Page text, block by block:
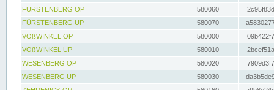
FÜRSTENBERG OP
580060
FÜRSTENBERG UP
580070
VOßWINKEL OP
580000
VOßWINKEL UP
580010
WESENBERG OP
580020
WESENBERG UP
580030